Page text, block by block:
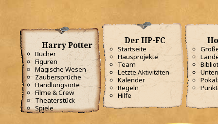
Harry Potter
Bücher
Figuren
Magische Wesen
Zaubersprüche
Handlungsorte
Filme & Crew
Theaterstück
Spiele
Der HP-FC
Startseite
Hausprojekte
Team
Letzte Aktivitäten
Kalender
Regeln
Hilfe